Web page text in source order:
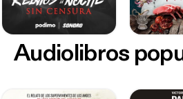
Audiolibros